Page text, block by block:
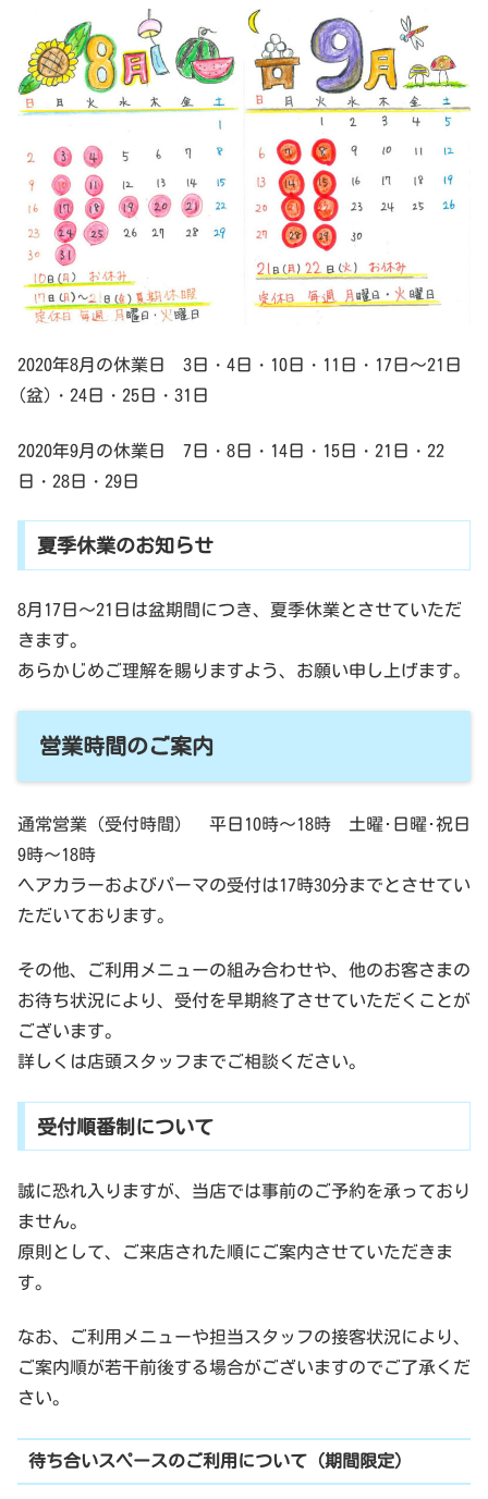
2020年8月の休業日 3日・4日・10日・11日・17日～21日
(盆)・24日・25日・31日
2020年9月の休業日 7日・8日・14日・15日・21日・22
日・28日・29日
夏季休業のお知らせ
8月17日～21日は盆期間につき、夏季休業とさせていただ
きます。
あらかじめご理解を賜りますよう、お願い申し上げます。
営業時間のご案内
通常営業（受付時間） 平日10時～18時 土曜･日曜･祝日
9時～18時
ヘアカラーおよびパーマの受付は17時30分までとさせてい
ただいております。
その他、ご利用メニューの組み合わせや、他のお客さまの
お待ち状況により、受付を早期終了させていただくことが
ございます。
詳しくは店頭スタッフまでご相談ください。
受付順番制について
誠に恐れ入りますが、当店では事前のご予約を承っており
ません。
原則として、ご来店された順にご案内させていただきま
す。
なお、ご利用メニューや担当スタッフの接客状況により、
ご案内順が若干前後する場合がございますのでご了承くだ
さい。
待ち合いスペースのご利用について（期間限定）